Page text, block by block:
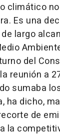
climático
Es una
largo
del
reunión a
sumaba
ha dicho,
de
la